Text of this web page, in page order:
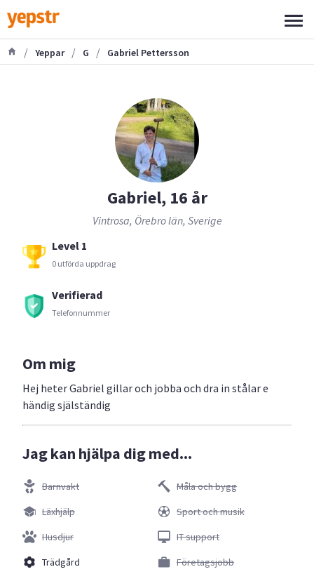
/ Yeppar / G / Gabriel Pettersson
Gabriel, 16 år
Vintrosa, Örebro län, Sverige
Level 1
0 utförda uppdrag
Verifierad
Telefonnummer
Om mig
Hej heter Gabriel gillar och jobba och dra in stålar e
händig själständig
Jag kan hjälpa dig med...
Barnvakt
Läxhjälp
Husdjur
Trädgård
Måla och bygg
Sport och musik
IT support
Företagsjobb